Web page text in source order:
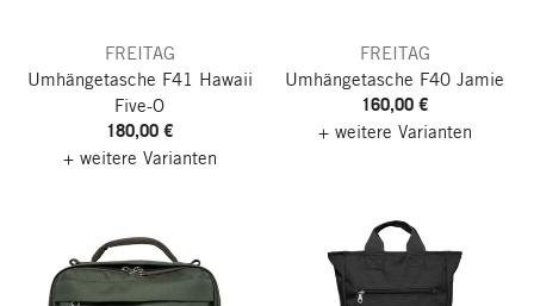
FREITAG
Umhängetasche F41 Hawaii
Five-O
180,00 €
+ weitere Varianten
FREITAG
Umhängetasche F40 Jamie
160,00 €
+ weitere Varianten